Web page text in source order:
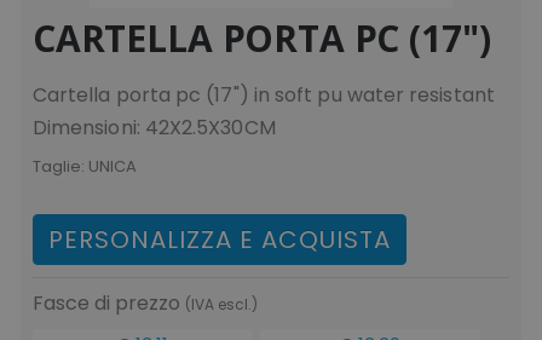
CARTELLA PORTA PC (17")
Cartella porta pc (17") in soft pu water resistant
Dimensioni: 42X2.5X30CM
Taglie: UNICA
PERSONALIZZA E ACQUISTA
Fasce di prezzo (IVA escl.)